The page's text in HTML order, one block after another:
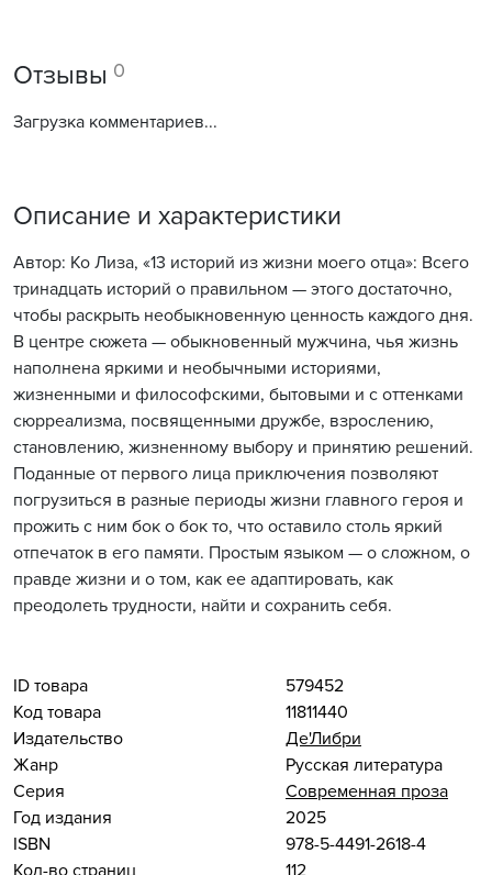
Отзывы 0
Загрузка комментариев...
Описание и характеристики
Автор: Ко Лиза, «13 историй из жизни моего отца»: Всего
тринадцать историй о правильном — этого достаточно,
чтобы раскрыть необыкновенную ценность каждого дня.
В центре сюжета — обыкновенный мужчина, чья жизнь
наполнена яркими и необычными историями,
жизненными и философскими, бытовыми и с оттенками
сюрреализма, посвященными дружбе, взрослению,
становлению, жизненному выбору и принятию решений.
Поданные от первого лица приключения позволяют
погрузиться в разные периоды жизни главного героя и
прожить с ним бок о бок то, что оставило столь яркий
отпечаток в его памяти. Простым языком — о сложном, о
правде жизни и о том, как ее адаптировать, как
преодолеть трудности, найти и сохранить себя.
ID товара
579452
Код товара
11811440
Издательство
Де'Либри
Жанр
Русская литература
Серия
Современная проза
Год издания
2025
ISBN
978-5-4491-2618-4